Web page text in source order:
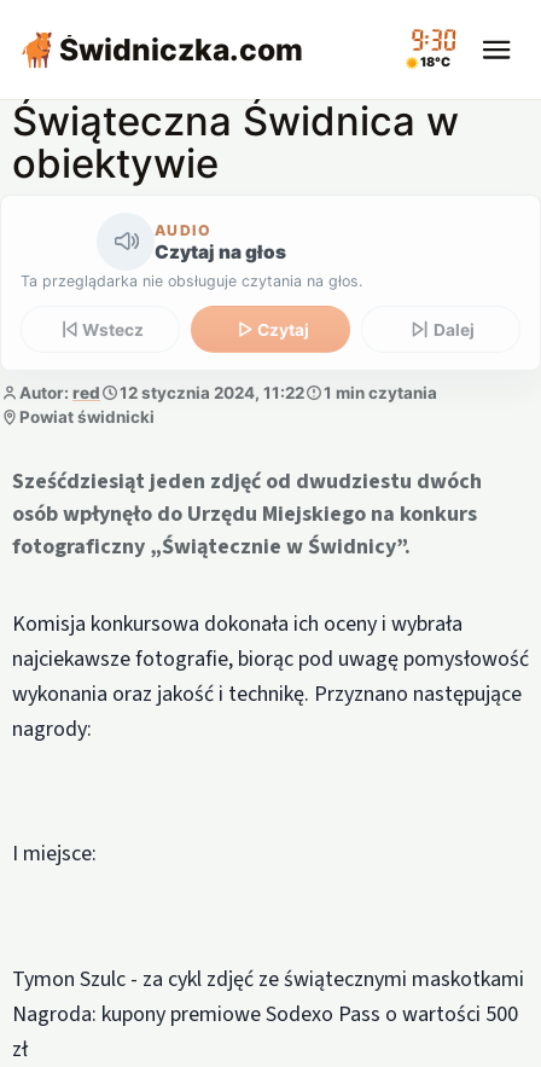
Świdniczka.com 09:30
18°C
Świąteczna Świdnica w
obiektywie
AUDIO
Czytaj na głos
Ta przeglądarka nie obsługuje czytania na głos.
Wstecz Czytaj Dalej
Autor: red 12 stycznia 2024, 11:22
1 min czytania
Powiat świdnicki
Sześćdziesiąt jeden zdjęć od dwudziestu dwóch
osób wpłynęło do Urzędu Miejskiego na konkurs
fotograficzny „Świątecznie w Świdnicy”.
Komisja konkursowa dokonała ich oceny i wybrała
najciekawsze fotografie, biorąc pod uwagę pomysłowość
wykonania oraz jakość i technikę. Przyznano następujące
nagrody:
I miejsce:
Tymon Szulc - za cykl zdjęć ze świątecznymi maskotkami
Nagroda: kupony premiowe Sodexo Pass o wartości 500
zł